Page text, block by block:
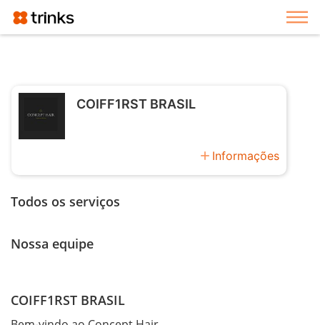
COIFF1RST BRASIL
add Informações
Todos os serviços
Nossa equipe
COIFF1RST BRASIL